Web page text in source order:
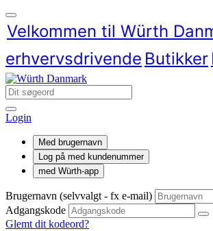
Velkommen til Würth
erhvervsdrivende Butikker
Login
Med brugernavn
Log på med kundenummer
med Würth-app
Brugernavn (selvvalgt - fx e-mail)
Adgangskode
Glemt dit kodeord?